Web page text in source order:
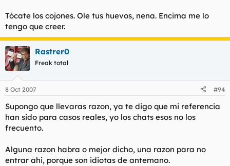
Tócate los cojones. Ole tus huevos, nena. Encima me lo
tengo que creer.
Rastrer0
Freak total
8 Oct 2007 #94
Supongo que llevaras razon, ya te digo que mi referencia
han sido para casos reales, yo los chats esos no los
frecuento.
Alguna razon habra o mejor dicho, una razon para no
entrar ahi, porque son idiotas de antemano.